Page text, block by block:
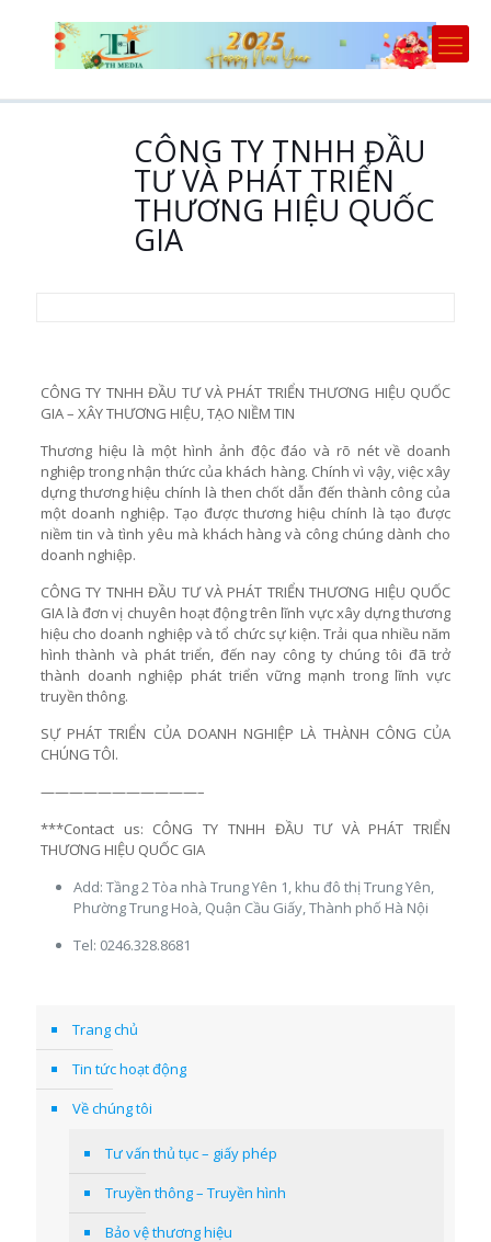
CÔNG TY TNHH ĐẦU
TƯ VÀ PHÁT TRIỂN
THƯƠNG HIỆU QUỐC
GIA
CÔNG TY TNHH ĐẦU TƯ VÀ PHÁT TRIỂN THƯƠNG HIỆU QUỐC
GIA – XÂY THƯƠNG HIỆU, TẠO NIỀM TIN
Thương hiệu là một hình ảnh độc đáo và rõ nét về doanh
nghiệp trong nhận thức của khách hàng. Chính vì vậy, việc xây
dựng thương hiệu chính là then chốt dẫn đến thành công của
một doanh nghiệp. Tạo được thương hiệu chính là tạo được
niềm tin và tình yêu mà khách hàng và công chúng dành cho
doanh nghiệp.
CÔNG TY TNHH ĐẦU TƯ VÀ PHÁT TRIỂN THƯƠNG HIỆU QUỐC
GIA là đơn vị chuyên hoạt động trên lĩnh vực xây dựng thương
hiệu cho doanh nghiệp và tổ chức sự kiện. Trải qua nhiều năm
hình thành và phát triển, đến nay công ty chúng tôi đã trở
thành doanh nghiệp phát triển vững mạnh trong lĩnh vực
truyền thông.
SỰ PHÁT TRIỂN CỦA DOANH NGHIỆP LÀ THÀNH CÔNG CỦA
CHÚNG TÔI.
———————————–
***Contact us: CÔNG TY TNHH ĐẦU TƯ VÀ PHÁT TRIỂN
THƯƠNG HIỆU QUỐC GIA
Add: Tầng 2 Tòa nhà Trung Yên 1, khu đô thị Trung Yên,
Phường Trung Hoà, Quận Cầu Giấy, Thành phố Hà Nội
Tel: 0246.328.8681
Trang chủ
Tin tức hoạt động
Về chúng tôi
Tư vấn thủ tục – giấy phép
Truyền thông – Truyền hình
Bảo vệ thương hiệu